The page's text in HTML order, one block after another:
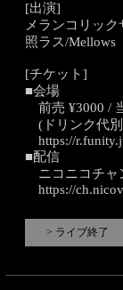
[出演]
メランコリッ
照ラス/Mellows
[チケット]
■会場
前売 ¥3000 /
(ドリンク代
https://
■配信
ニコニコチャ
https://
> ライブ終了